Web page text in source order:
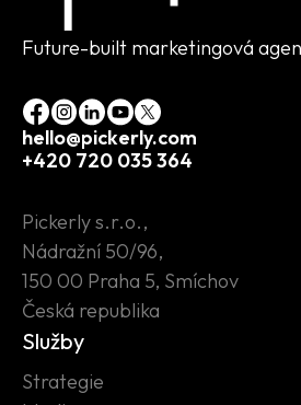
Future-built marketingová
hello@pickerly.com
+420 720 035 364
Pickerly s.r.o.,
Nádražní 50/96,
150 00 Praha 5, Smíchov
Česká republika
Služby
Strategie